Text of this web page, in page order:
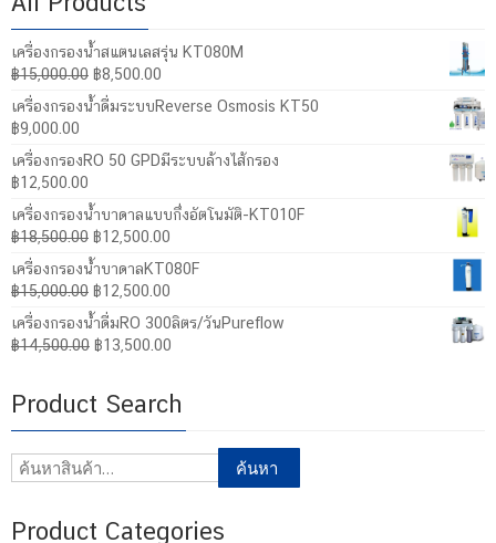
เครื่องกรองน้ำสแตนเลสรุ่น KT080M
฿15,000.00 Original
price
was:
฿8,500.00
is:
เครื่องกรองน้ำดื่มระบบReverse Osmosis KT50
฿9,000.00
เครื่องกรองRO 50 GPDมีระบบล้างไส้กรอง
฿12,500.00
เครื่องกรองน้ำบาดาลแบบกึ่งอัตโนมัติ-KT010F
฿18,500.00 Original
price
was:
฿18,500.00.
฿12,500.00
is:
เครื่องกรองน้ำบาดาลKT080F
฿15,000.00 Original
price
was:
฿15,000.00.
฿12,500.00
price
is:
เครื่องกรองน้ำดื่มRO 300ลิตร/วันPureflow
฿14,500.00 Original
฿14,500.00.
฿13,500.00
฿13,500.00.
Product Search
ค้นหา: ค้นหา
Product Categories